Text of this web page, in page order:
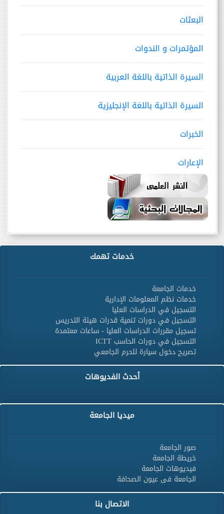
البعثات
المؤتمرات و الندوات
السيرة الذاتية باللغة العربية
السيرة الذاتية باللغة الإنجليزية
الخبرات
الإعارات
خدمات تهمك
خدمات الجامعة
خدمات نظم المعلومات الإدارية
التسجيل في الدراسات العليا
التسجيل في دورات تنمية قدرات هيئة التدريس
تسجيل مقررات الدراسات العليا - ساعات معتمدة
التسجيل في دورات الحاسب ICTT
تصريح دخول سيارة للحرم الجامعي
أحدث الفديوهات
ميديا الجامعة
صور الجامعة
خريطة الجامعة
فيديوهات الجامعة
الجامعة فى عيون الصحافة
الاتصال بنا